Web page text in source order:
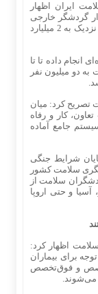
ایران اظهار
سال 1403 حدود یک میلیون و 200 هزار گردشگر خارجی
برای دریافت خدمات درمانی وارد ایران شدند که نزدیک به 2 میلیارد
انجام داده تا تا
به دو میلیون نفر
تصریح کرد: میان
کار و رفاه
جامع آماده
شرایط جنگی
سلامت کشور
سلامت از
و حتی اروپا
اظهار کرد:
برای بیماران
و فوق‌تخصص
می‌شوند.